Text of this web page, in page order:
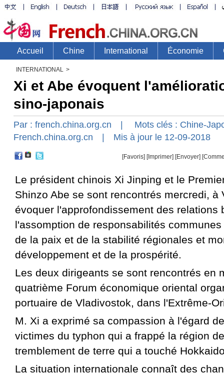
INTERNATIONAL >
Xi et Abe évoquent
sino-japonais
Par : french.china.org.cn | Mots clés : Chine-
French.china.org.cn | Mis à jour le 12-09-2018
[Favoris] [Imprimer] [Envoyer]
Le président chinois Xi Jinping et le
Shinzo Abe se sont rencontrés mercredi, à
évoquer l'approfondissement des relations
l'assomption de responsabilités
de la paix et de la stabilité régionales et
développement et de la prospérité.
Les deux dirigeants se sont rencontrés en
quatrième Forum économique oriental
portuaire de Vladivostok, dans l'Extrême-
M. Xi a exprimé sa compassion à l'égard
victimes du typhon qui a frappé la région
tremblement de terre qui a touché
La situation internationale connaît des